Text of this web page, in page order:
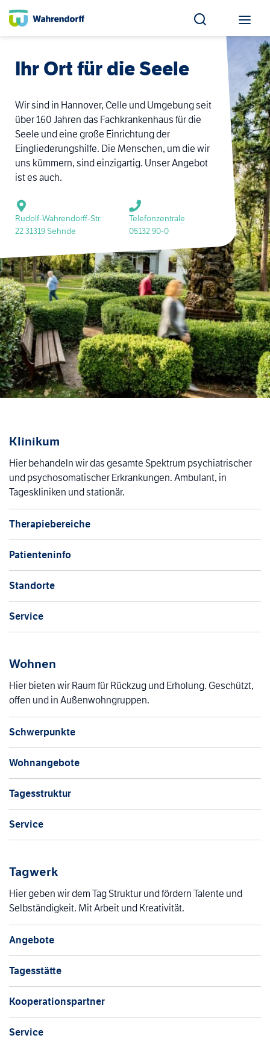
Ihr Ort für die Seele
Wir sind in Hannover, Celle und Umgebung seit
über 160 Jahren das Fachkrankenhaus für die
Seele und eine große Einrichtung der
Eingliederungshilfe. Die Menschen, um die wir
uns kümmern, sind einzigartig. Unser Angebot
ist es auch.
Rudolf-Wahrendorff-Str.
22 31319 Sehnde
Telefonzentrale
05132 90-0
Klinikum
Hier behandeln wir das gesamte Spektrum psychiatrischer
und psychosomatischer Erkrankungen. Ambulant, in
Tageskliniken und stationär.
Therapiebereiche
Patienteninfo
Standorte
Service
Wohnen
Hier bieten wir Raum für Rückzug und Erholung. Geschützt,
offen und in Außenwohngruppen.
Schwerpunkte
Wohnangebote
Tagesstruktur
Service
Tagwerk
Hier geben wir dem Tag Struktur und fördern Talente und
Selbständigkeit. Mit Arbeit und Kreativität.
Angebote
Tagesstätte
Kooperationspartner
Service